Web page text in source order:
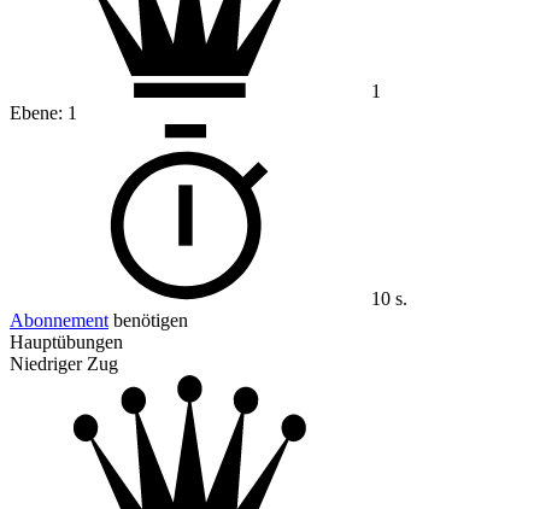
1
Ebene: 1
10 s.
Abonnement benötigen
Hauptübungen
Niedriger Zug